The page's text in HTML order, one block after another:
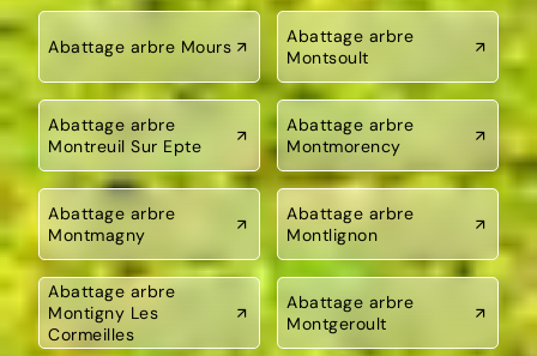
Abattage arbre Mours
Abattage arbre
Montsoult
Abattage arbre
Montreuil Sur Epte
Abattage arbre
Montmorency
Abattage arbre
Montmagny
Abattage arbre
Montlignon
Abattage arbre
Montigny Les
Cormeilles
Abattage arbre
Montgeroult